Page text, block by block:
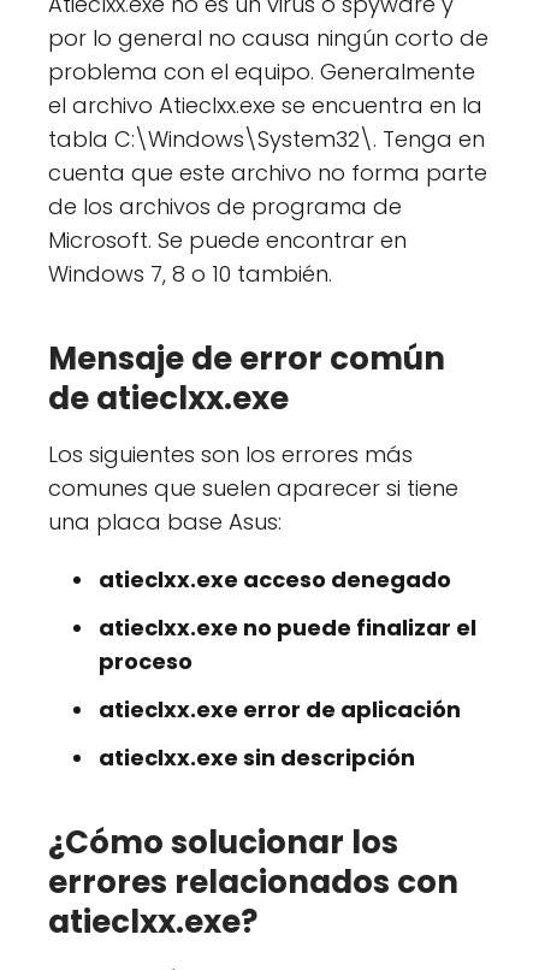
por lo general no causa ningún corto de
problema con el equipo. Generalmente
el archivo Atieclxx.exe se encuentra en la
tabla C:\Windows\System32\. Tenga en
cuenta que este archivo no forma parte
de los archivos de programa de
Microsoft. Se puede encontrar en
Windows 7, 8 o 10 también.
Mensaje de error común
de atieclxx.exe
Los siguientes son los errores más
comunes que suelen aparecer si tiene
una placa base Asus:
atieclxx.exe acceso denegado
atieclxx.exe no puede finalizar el
proceso
atieclxx.exe error de aplicación
atieclxx.exe sin descripción
¿Cómo solucionar los
errores relacionados con
atieclxx.exe?